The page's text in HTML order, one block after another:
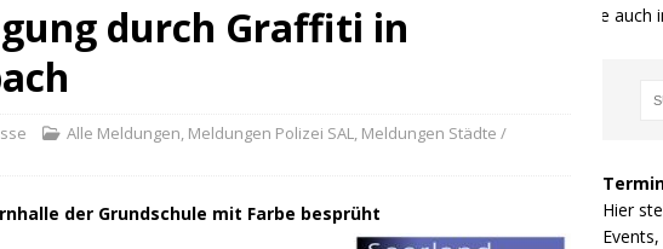
durch Graffiti in
Alle Meldungen, Meldungen Polizei SAL, Meldungen Städte /
der Grundschule mit Farbe besprüht
Bauernproteste auch
Hier